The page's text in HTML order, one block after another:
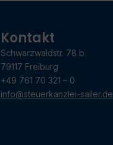
Kontakt
Schwarzwaldstr. 78 b
79117 Freiburg
+49 761 70 321 – 0
info@steuerkanzlei-sailer.de